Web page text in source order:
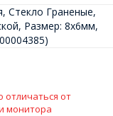
отличаться от
монитора